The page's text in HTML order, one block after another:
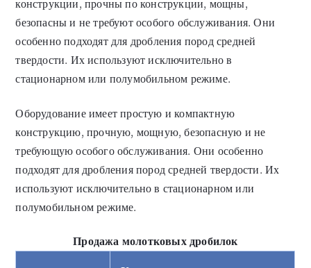
конструкции, прочны по конструкции, мощны,
безопасны и не требуют особого обслуживания. Они
особенно подходят для дробления пород средней
твердости. Их используют исключительно в
стационарном или полумобильном режиме.
Оборудование имеет простую и компактную
конструкцию, прочную, мощную, безопасную и не
требующую особого обслуживания. Они особенно
подходят для дробления пород средней твердости. Их
используют исключительно в стационарном или
полумобильном режиме.
Продажа молотковых дробилок